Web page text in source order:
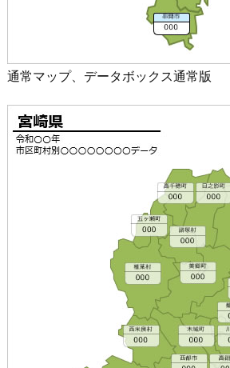
通常マップ、データボックス通常版